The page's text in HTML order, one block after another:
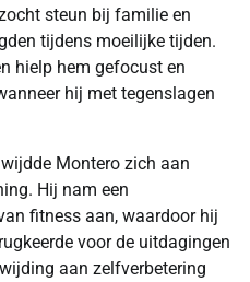
steun bij familie en
tijdens moeilijke tijden.
hielp hem gefocust en
hij met tegenslagen
Montero zich aan
Hij nam een
fitness aan, waardoor hij
voor de uitdagingen
aan zelfverbetering